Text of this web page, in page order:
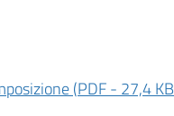
(PDF- 27,4 KB